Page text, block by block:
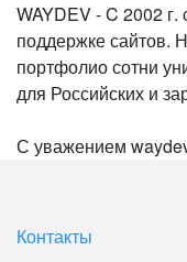
WAYDEV - C 2002 г.
поддержке сайтов.
портфолио сотни
для Российских и
С уважением
Контакты